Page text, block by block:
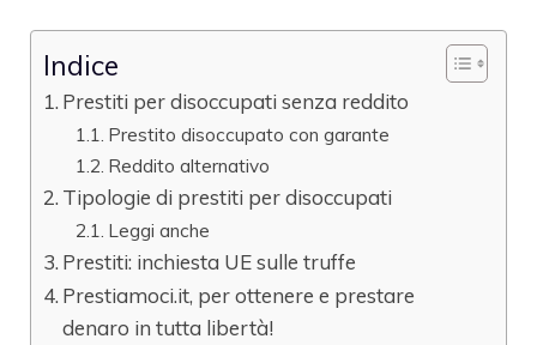
Indice
Prestiti per disoccupati senza reddito
Prestito disoccupato con garante
Reddito alternativo
Tipologie di prestiti per disoccupati
Leggi anche
Prestiti: inchiesta UE sulle truffe
Prestiamoci.it, per ottenere e prestare
denaro in tutta libertà!